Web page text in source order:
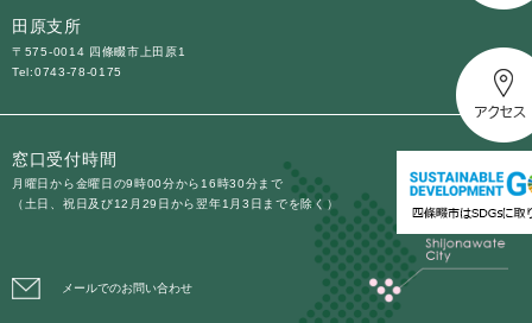
田原支所
〒575-0014 四條畷市上田原1
Tel:0743-78-0175
窓口受付時間
月曜日から金曜日の9時00分から16時30分まで
（土日、祝日及び12月29日から翌年1月3日までを除く）
メールでのお問い合わせ